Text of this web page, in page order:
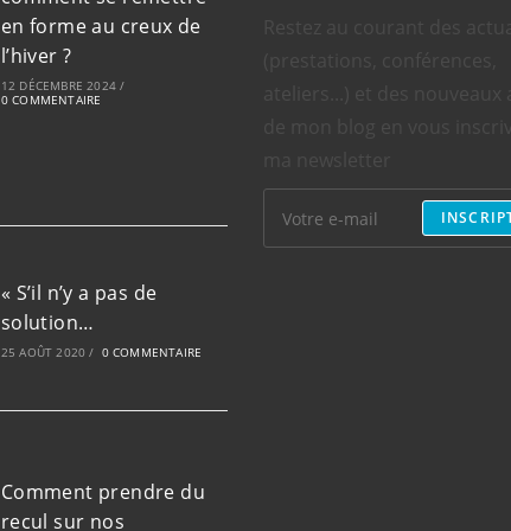
en forme au creux de
l’hiver ?
12 DÉCEMBRE 2024 /
0 COMMENTAIRE
« S’il n’y a pas de
solution…
25 AOÛT 2020 / 0 COMMENTAIRE
Comment prendre du
recul sur nos
Restez au courant des
(prestations, conférences,
ateliers...) et des nouveaux
de mon blog en vous
ma newsletter